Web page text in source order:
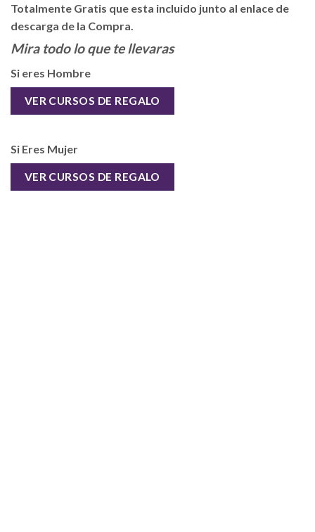
Totalmente Gratis que esta incluido junto al enlace de
descarga de la Compra.
Mira todo lo que te llevaras
Si eres Hombre
VER CURSOS DE REGALO
Si Eres Mujer
VER CURSOS DE REGALO